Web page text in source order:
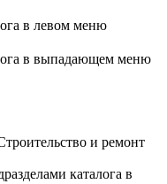
в левом меню
в выпадающем меню
и ремонт
каталога в